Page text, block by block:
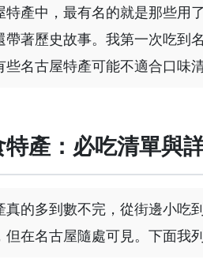
特產中，最有名的就是那些用
帶著歷史故事。我第一次吃到
名古屋特產可能不適合口味
產：必吃清單與
真的多到數不完，從街邊小吃
在名古屋隨處可見。下面我